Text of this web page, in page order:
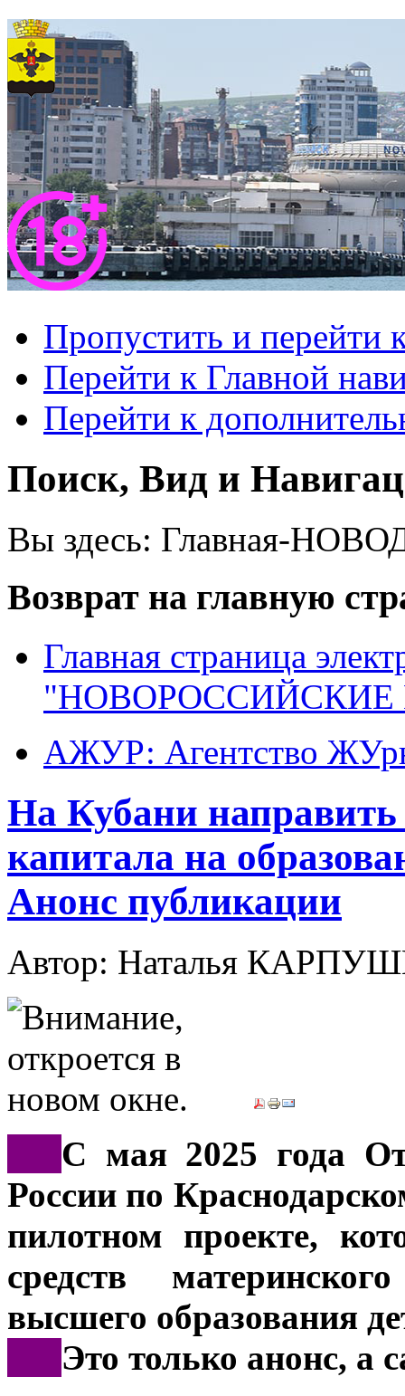
Пропустить и перейти
Перейти к Главной
Перейти к
Поиск, Вид и
Вы здесь: Главная-
Возврат на главную
Главная страница
"НОВОРОССИЙСКИЕ
АЖУР: Агентство
На Кубани направить
капитала на
Анонс публикации
Автор: Наталья
С мая 2025 года
России по
пилотном проекте,
средств
высшего образования
Это только анонс, а